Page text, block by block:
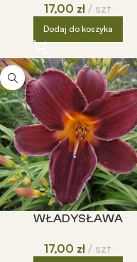
17,00 zł szt
Dodaj do koszyka
WŁADYSŁAWA
17,00 zł szt